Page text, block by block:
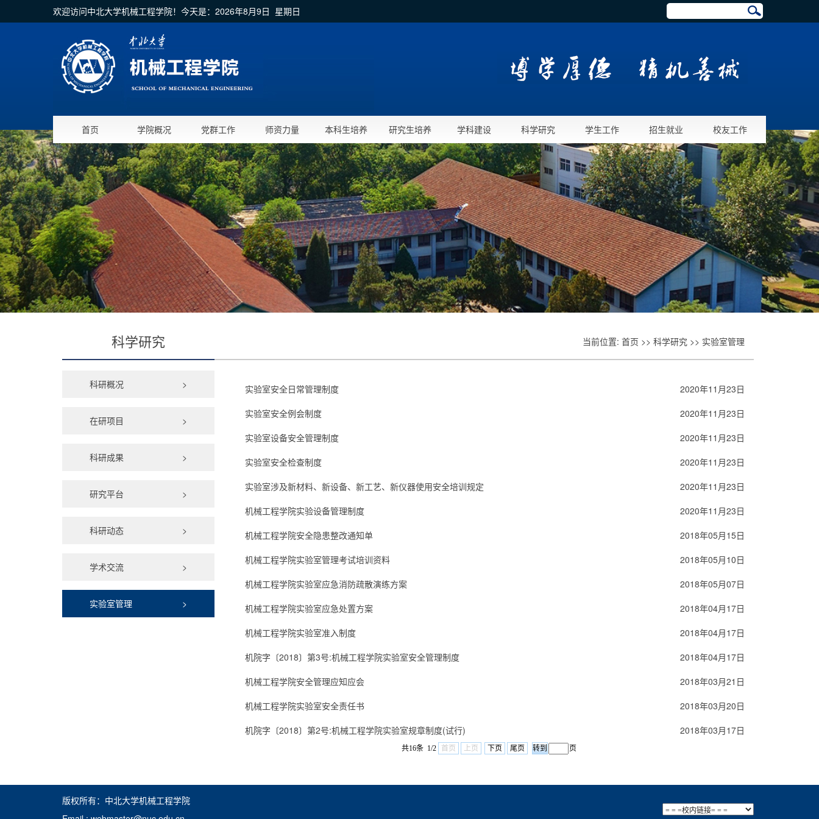
欢迎访问中北大学机械工程学院！今天是： 2026年8月9日 星期日
首页 学院概况 党群工作 师资力量 本科生培养 研究生培养 学科建设 科学研究 学生工作 招生就业 校友工作
科学研究 当前位置: 首页 >> 科学研究 >> 实验室管理
科研概况 >
在研项目 >
科研成果 >
研究平台 >
科研动态 >
学术交流 >
实验室管理 >
实验室安全日常管理制度
2020年11月23日
实验室安全例会制度
2020年11月23日
实验室设备安全管理制度
2020年11月23日
实验室安全检查制度
2020年11月23日
实验室涉及新材料、新设备、新工艺、新仪器使用安全培训规定
2020年11月23日
机械工程学院实验设备管理制度
2020年11月23日
机械工程学院安全隐患整改通知单
2018年05月15日
机械工程学院实验室管理考试培训资料
2018年05月10日
机械工程学院实验室应急消防疏散演练方案
2018年05月07日
机械工程学院实验室应急处置方案
2018年04月17日
机械工程学院实验室准入制度
2018年04月17日
机院字〔2018〕第3号:机械工程学院实验室安全管理制度
2018年04月17日
机械工程学院安全管理应知应会
2018年03月21日
机械工程学院实验室安全责任书
2018年03月20日
机院字〔2018〕第2号:机械工程学院实验室规章制度(试行)
2018年03月17日
共16条 1/2 首页 上页 下页 尾页 页
版权所有：中北大学机械工程学院